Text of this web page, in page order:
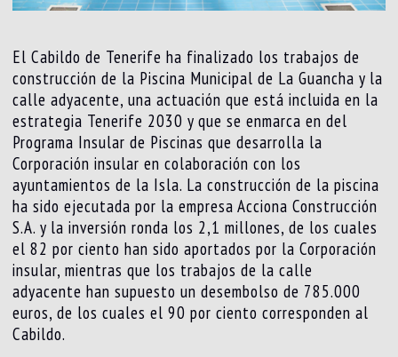
El Cabildo de Tenerife ha finalizado los trabajos de
construcción de la Piscina Municipal de La Guancha y la
calle adyacente, una actuación que está incluida en la
estrategia Tenerife 2030 y que se enmarca en del
Programa Insular de Piscinas que desarrolla la
Corporación insular en colaboración con los
ayuntamientos de la Isla. La construcción de la piscina
ha sido ejecutada por la empresa Acciona Construcción
S.A. y la inversión ronda los 2,1 millones, de los cuales
el 82 por ciento han sido aportados por la Corporación
insular, mientras que los trabajos de la calle
adyacente han supuesto un desembolso de 785.000
euros, de los cuales el 90 por ciento corresponden al
Cabildo.